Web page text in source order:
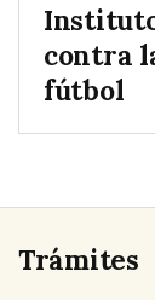
contra
fútbol
Trámites